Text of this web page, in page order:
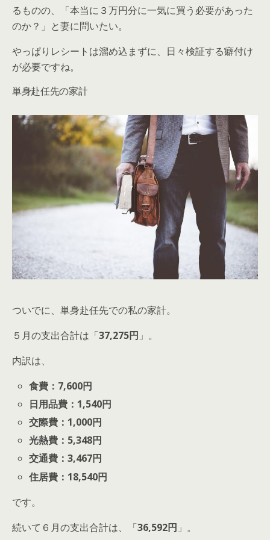
るものの、「本当に３万円分に一気に買う必要があった
のか？」と妻に問いたい。
やっぱりレシートは溜め込まずに、日々検証する癖付け
が必要ですね。
単身赴任先の家計
ついでに、単身赴任先での私の家計。
５月の支出合計は「37,275円 」。
内訳は、
食費：7,600円
日用品費：1,540円
交際費：1,000円
光熱費：5,348円
交通費：3,467円
住居費：18,540円
です。
続いて６月の支出合計は、「36,592円 」。